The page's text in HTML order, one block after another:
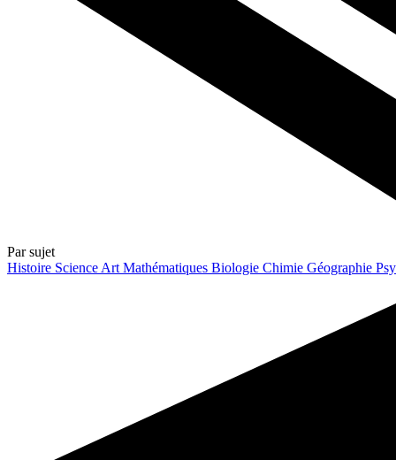
Par sujet
Histoire Science Art Mathématiques Biologie Chimie Géographie